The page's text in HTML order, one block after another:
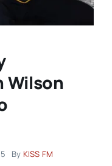
Wilson
By KISS FM